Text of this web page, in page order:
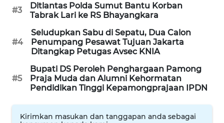
#3
Ditlantas Polda Sumut Bantu Korban
Tabrak Lari ke RS Bhayangkara
#4
Seludupkan Sabu di Sepatu, Dua Calon
Penumpang Pesawat Tujuan Jakarta
Ditangkap Petugas Avsec KNIA
#5
Bupati DS Peroleh Penghargaan Pamong
Praja Muda dan Alumni Kehormatan
Pendidikan Tinggi Kepamongprajaan IPDN
Kirimkan masukan dan tanggapan anda sebagai
PERSONA
OTOMOTIF